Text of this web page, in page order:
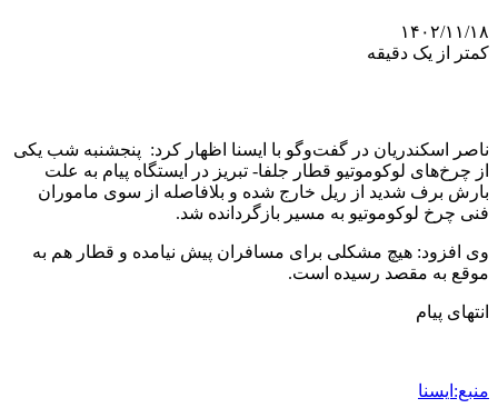
۱۴۰۲/۱۱/۱۸
کمتر از یک دقیقه
ناصر اسکندریان در گفت‌وگو با ایسنا اظهار کرد: پنجشنبه شب یکی
از چرخ‌های لوکوموتیو قطار جلفا- تبریز در ایستگاه پیام به علت
بارش برف شدید از ریل خارج شده و بلافاصله از سوی ماموران
فنی چرخ لوکوموتیو به مسیر بازگردانده شد.
وی افزود: هیچ مشکلی برای مسافران پیش نیامده و قطار هم به
موقع به مقصد رسیده است.
انتهای پیام
منبع:ایسنا